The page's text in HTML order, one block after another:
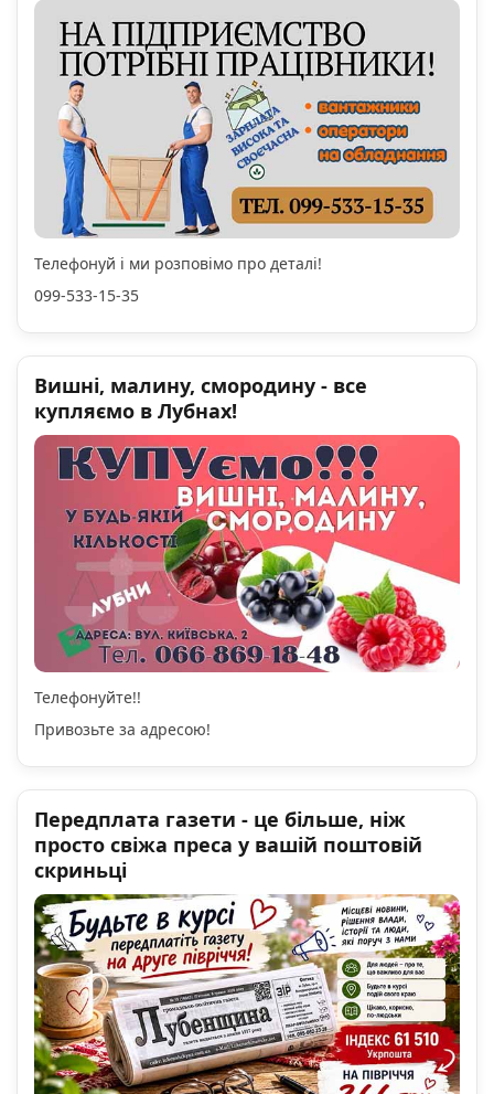
Телефонуй і ми розповімо про деталі!
099-533-15-35
Вишні, малину, смородину - все
купляємо в Лубнах!
Телефонуйте!!
Привозьте за адресою!
Передплата газети - це більше, ніж
просто свіжа преса у вашій поштовій
скриньці